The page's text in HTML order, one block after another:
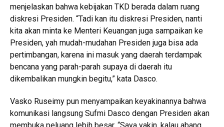
menjelaskan bahwa kebijakan TKD berada dalam ruang
diskresi Presiden. “Tadi kan itu diskresi Presiden, nanti
kita akan minta ke Menteri Keuangan juga sampaikan ke
Presiden, yah mudah-mudahan Presiden juga bisa ada
pertimbangan, karena ini masuk yang daerah terdampak
bencana yang parah-parah supaya di daerah itu
dikembalikan mungkin begitu,” kata Dasco.
Vasko Ruseimy pun menyampaikan keyakinannya bahwa
komunikasi langsung Sufmi Dasco dengan Presiden akan